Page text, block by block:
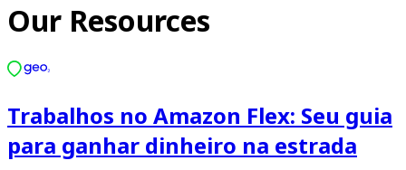
Our Resources
Trabalhos no Amazon Flex: Seu guia
para ganhar dinheiro na estrada